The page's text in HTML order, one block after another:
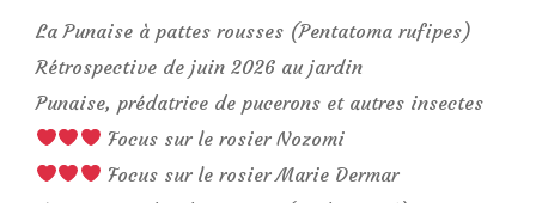
La Punaise à pattes rousses (Pentatoma rufipes)
Rétrospective de juin 2026 au jardin
Punaise, prédatrice de pucerons et autres insectes
Focus sur le rosier Nozomi
Focus sur le rosier Marie Dermar